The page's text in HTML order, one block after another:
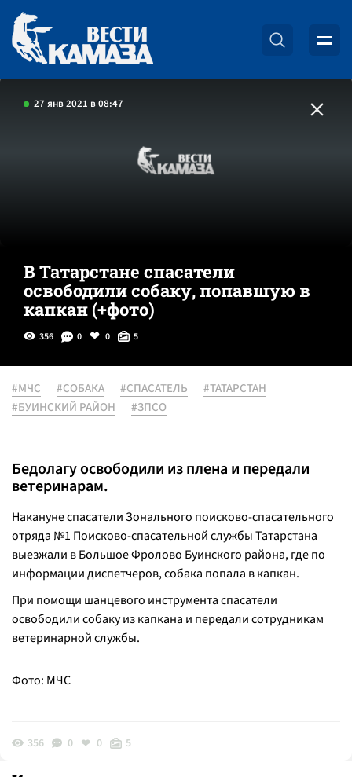
27 янв 2021 в 08:47
В Татарстане спасатели
освободили собаку, попавшую в
капкан (+фото)
356 0 0 5
#МЧС #СОБАКА #СПАСАТЕЛЬ
#ТАТАРСТАН
#БУИНСКИЙ РАЙОН
#ЗПСО
Бедолагу освободили из плена и передали
ветеринарам.
Накануне спасатели Зонального поисково-спасательного
отряда №1 Поисково-спасательной службы Татарстана
выезжали в Большое Фролово Буинского района, где по
информации диспетчеров, собака попала в капкан.
При помощи шанцевого инструмента спасатели
освободили собаку из капкана и передали сотрудникам
ветеринарной службы.
Фото: МЧС
356 0 0 5